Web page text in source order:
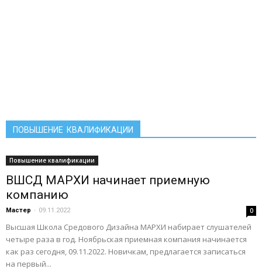
ПОВЫШЕНИЕ КВАЛИФИКАЦИИ
Повышение квалификации
ВШСД МАРХИ начинает приемную
компанию
Мастер - 09.11.2022 0
Высшая Школа Средового Дизайна МАРХИ набирает слушателей
четыре раза в год. Ноябрьская приемная компания начинается
как раз сегодня, 09.11.2022. Новичкам, предлагается записаться
на первый...